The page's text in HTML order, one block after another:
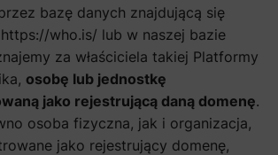
bazę danych znajdującą się
who.is/ lub w naszej bazie
za właściciela takiej Platformy
osobę lub jednostkę
jako rejestrującą daną domenę.
osoba fizyczna, jak i organizacja,
jako rejestrujący domenę,